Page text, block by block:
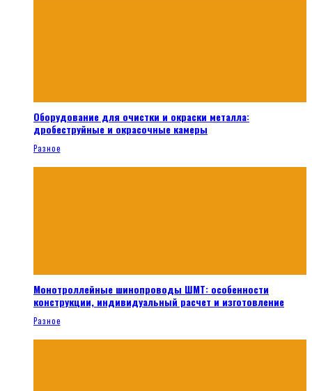
Оборудование для очистки и окраски металла:
дробеструйные и окрасочные камеры
Разное
Монотроллейные шинопроводы ШМТ: особенности
конструкции, индивидуальный расчет и изготовление
Разное